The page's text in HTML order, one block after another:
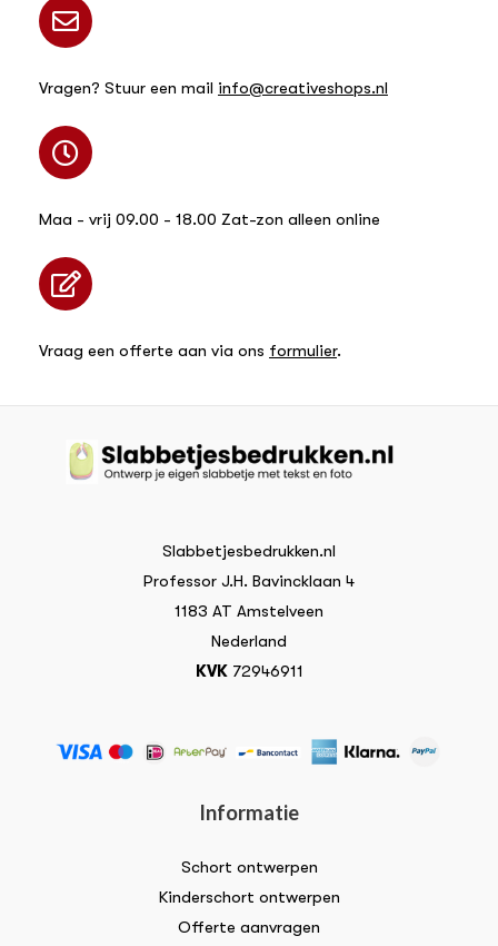
Vragen? Stuur een mail info@creativeshops.nl
Maa - vrij 09.00 - 18.00 Zat-zon alleen online
Vraag een offerte aan via ons formulier.
Slabbetjesbedrukken.nl
Professor J.H. Bavincklaan 4
1183 AT Amstelveen
Nederland
KVK72946911
Informatie
Schort ontwerpen
Kinderschort ontwerpen
Offerte aanvragen